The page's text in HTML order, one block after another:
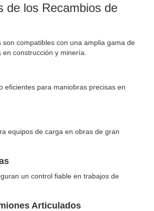
de los Recambios de
son compatibles con una amplia gama de
construcción y minería.
eficientes para maniobras precisas en
equipos de carga en obras de gran
un control fiable en trabajos de
Articulados